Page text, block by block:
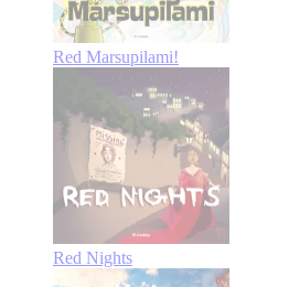
Red Marsupilami!
Red Nights